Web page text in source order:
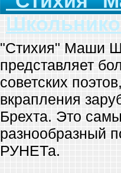
"Стихия" Маши
представляет
советских
вкрапления
Брехта. Это
разнообразный
РУНЕТа.